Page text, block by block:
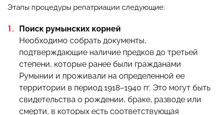
Этапы процедуры репатриации следующие:
Поиск румынских корней
Необходимо собрать документы,
подтверждающие наличие предков до третьей
степени, которые ранее были гражданами
Румынии и проживали на определенной ее
территории в период 1918–1940 гг. Это могут быть
свидетельства о рождении, браке, разводе или
смерти, в которых есть соответствующая